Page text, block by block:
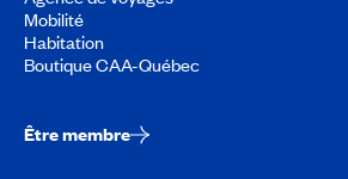
Mobilité
Habitation
Boutique CAA-Québec
Être membre